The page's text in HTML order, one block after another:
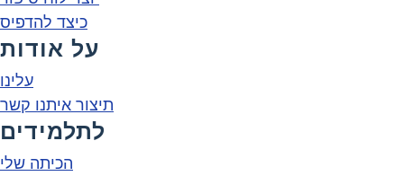
כיצד להדפיס
על אודות
עלינו
תיצור איתנו קשר
לתלמידים
הכיתה שלי